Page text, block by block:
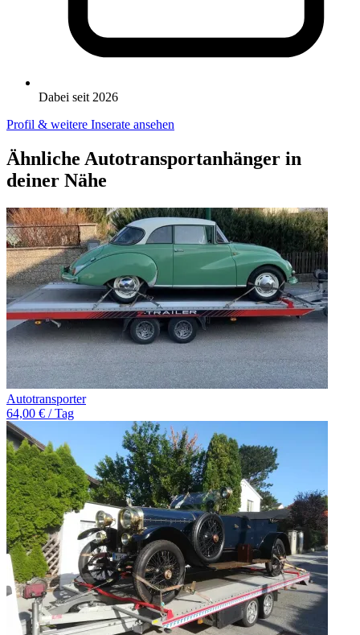
Dabei seit 2026
Profil & weitere Inserate ansehen
Ähnliche Autotransportanhänger in
deiner Nähe
Autotransporter
64,00 € / Tag